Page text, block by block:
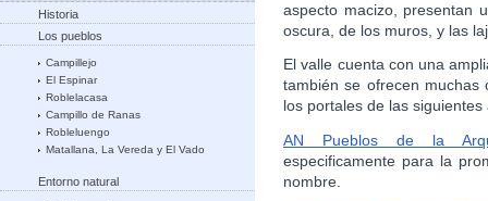
Historia
Los pueblos
Campillejo
El Espinar
Roblelacasa
Campillo de Ranas
Robleluengo
Matallana, La Vereda y El Vado
Entorno natural
aspecto macizo, presentan
oscura, de los muros, y las
El valle cuenta con una
también se ofrecen muchas
los portales de las
AN Pueblos de la
especificamente para la
nombre.